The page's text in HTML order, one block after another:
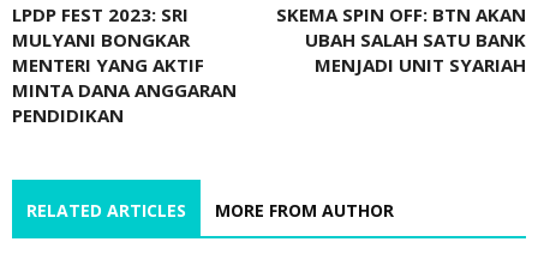
LPDP FEST 2023: SRI
MULYANI BONGKAR
MENTERI YANG AKTIF
MINTA DANA ANGGARAN
PENDIDIKAN
SKEMA SPIN OFF: BTN AKAN
UBAH SALAH SATU BANK
MENJADI UNIT SYARIAH
RELATED ARTICLES MORE FROM AUTHOR